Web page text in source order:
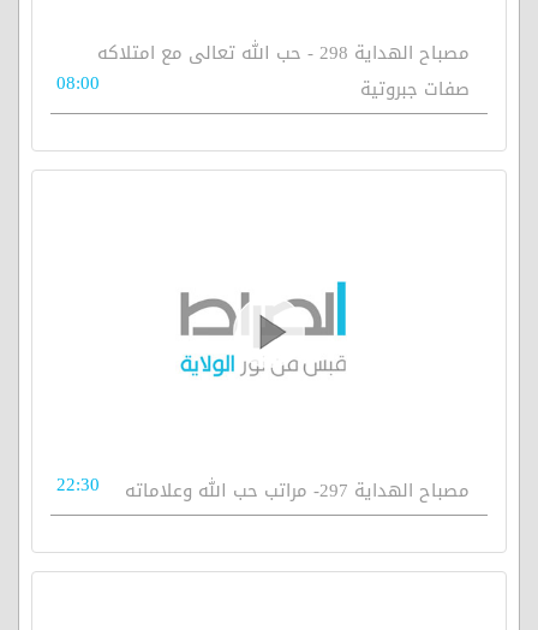
مصباح الهداية 298 - حب الله تعالى مع امتلاكه
صفات جبروتية
08:00
مصباح الهداية 297- مراتب حب الله وعلاماته 22:30